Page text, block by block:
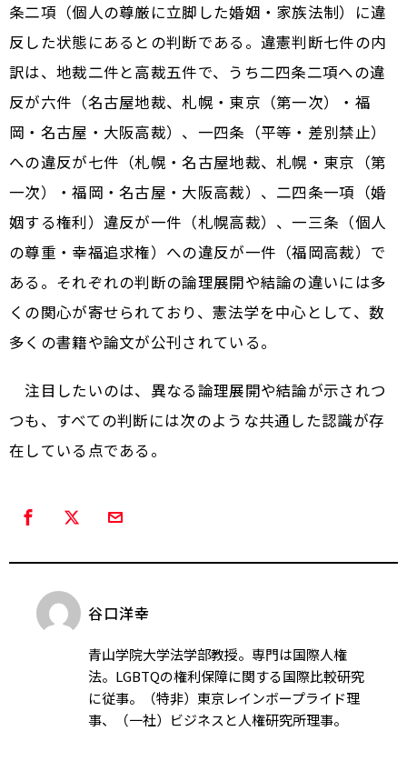
条二項（個人の尊厳に立脚した婚姻・家族法制）に違
反した状態にあるとの判断である。違憲判断七件の内
訳は、地裁二件と高裁五件で、うち二四条二項への違
反が六件（名古屋地裁、札幌・東京（第一次）・福
岡・名古屋・大阪高裁）、一四条（平等・差別禁止）
への違反が七件（札幌・名古屋地裁、札幌・東京（第
一次）・福岡・名古屋・大阪高裁）、二四条一項（婚
姻する権利）違反が一件（札幌高裁）、一三条（個人
の尊重・幸福追求権）への違反が一件（福岡高裁）で
ある。それぞれの判断の論理展開や結論の違いには多
くの関心が寄せられており、憲法学を中心として、数
多くの書籍や論文が公刊されている。
注目したいのは、異なる論理展開や結論が示されつ
つも、すべての判断には次のような共通した認識が存
在している点である。
谷口洋幸
青山学院大学法学部教授。専門は国際人権
法。LGBTQの権利保障に関する国際比較研究
に従事。（特非）東京レインボープライド理
事、（一社）ビジネスと人権研究所理事。